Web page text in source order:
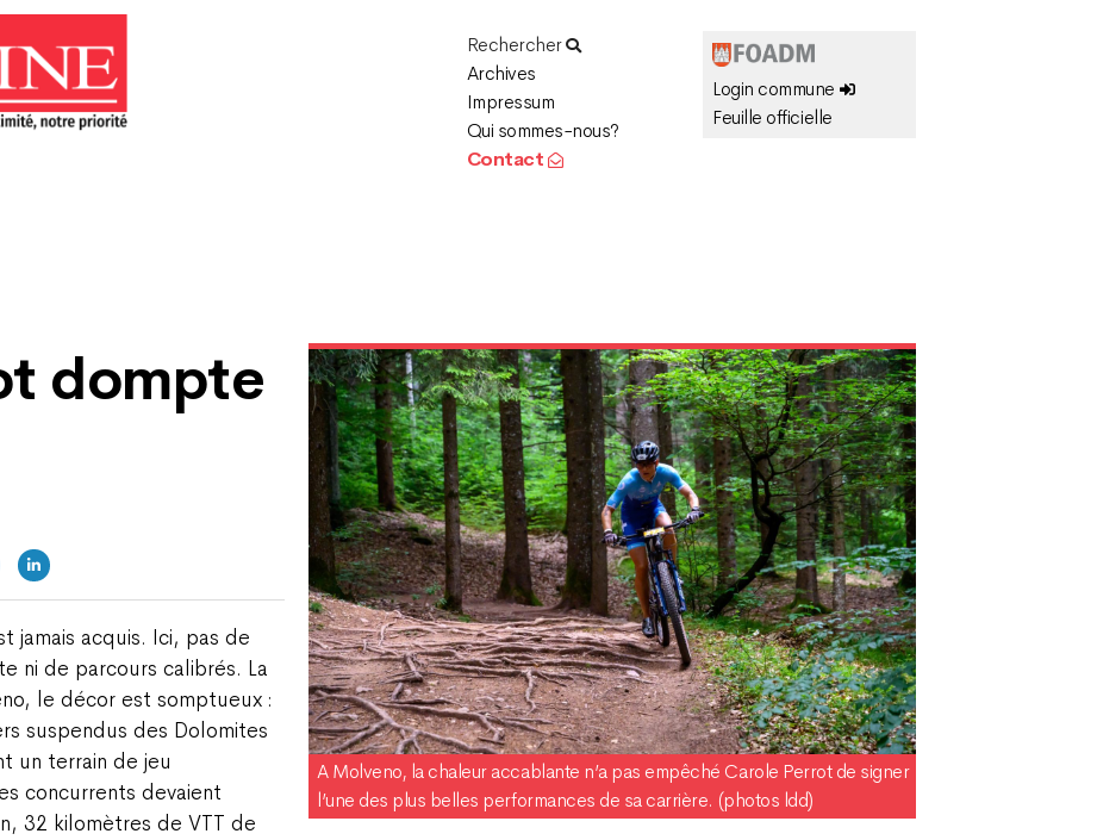
Rechercher
Archives
Impressum
Qui sommes-nous?
Contact
Login commune
Feuille officielle
dompte
jamais acquis. Ici, pas de
ni de parcours calibrés. La
le décor est somptueux :
suspendus des Dolomites
un terrain de jeu
concurrents devaient
32 kilomètres de VTT de
A Molveno, la chaleur accablante n’a pas empêché Carole Perrot de signer
l’une des plus belles performances de sa carrière. (photos ldd)